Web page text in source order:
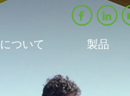
について 製品